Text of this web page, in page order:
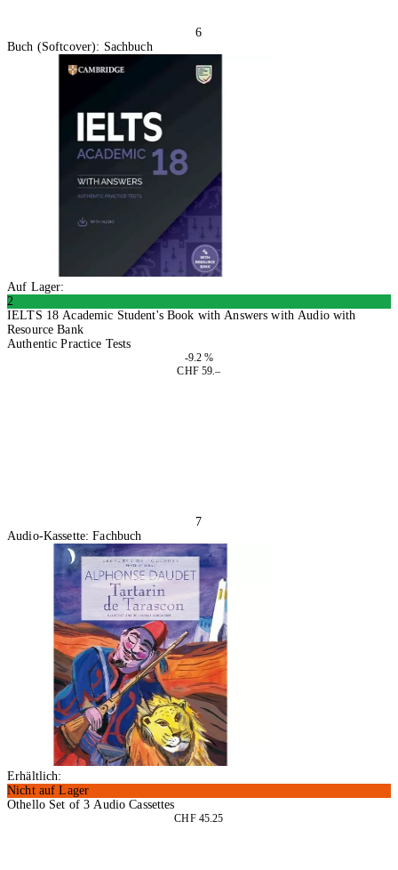
6
Buch (Softcover): Sachbuch
Auf Lager:
2
IELTS 18 Academic Student's Book with Answers with Audio with
Resource Bank
Authentic Practice Tests
-9.2 %
CHF 59.–
7
Audio-Kassette: Fachbuch
Erhältlich:
Nicht auf Lager
Othello Set of 3 Audio Cassettes
CHF 45.25